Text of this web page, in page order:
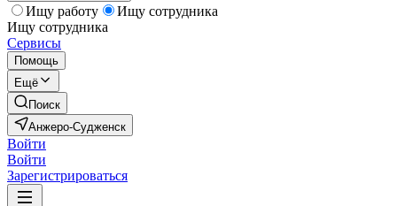
Ищу работу
Ищу сотрудника
Ищу сотрудника
Сервисы
Помощь
Ещё
Поиск
Анжеро-Судженск
Войти
Войти
Зарегистрироваться